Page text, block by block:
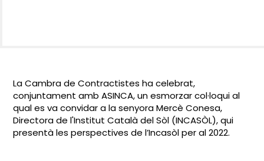
La Cambra de Contractistes ha celebrat,
conjuntament amb ASINCA, un esmorzar col·loqui al
qual es va convidar a la senyora Mercè Conesa,
Directora de l'Institut Català del Sòl (INCASÒL), qui
presentà les perspectives de l’Incasòl per al 2022.